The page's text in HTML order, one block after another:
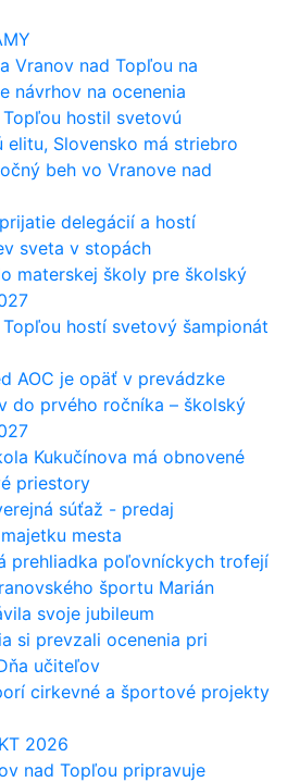
Vranov nad Topľou na
návrhov na ocenenia
hostil svetovú
elitu, Slovensko má striebro
beh vo Vranove nad
delegácií a hostí
sveta v stopách
materskej školy pre školský
hostí svetový šampionát
AOC je opäť v prevádzke
do prvého ročníka – školský
Kukučínova má obnovené
priestory
súťaž - predaj
mesta
prehliadka poľovníckych trofejí
športu Marián
svoje jubileum
si prevzali ocenenia pri
učiteľov
cirkevné a športové projekty
2026
nad Topľou pripravuje